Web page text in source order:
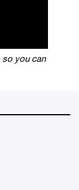
so you can